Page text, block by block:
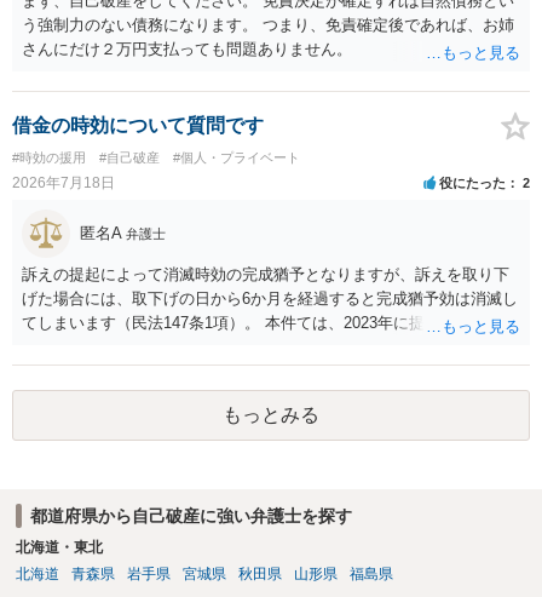
う強制力のない債務になります。 つまり、免責確定後であれば、お姉
さんにだけ２万円支払っても問題ありません。
借金の時効について質問です
#時効の援用 #自己破産 #個人・プライベート
2026年7月18日 役にたった 2
匿名A 弁護士
訴えの提起によって消滅時効の完成猶予となりますが、訴えを取り下
げた場合には、取下げの日から6か月を経過すると完成猶予効は消滅し
てしまいます（民法147条1項）。 本件ては、2023年に提訴された債権
権者については取下げ日から6か月以内に再提訴しなければやはり時効
は更新しないことになります。ただし、消滅時効の起算点は、不払い
日ではなく期限の利益喪失日（通常は所定の分割の支払期日から1～2
か月程度経過しても支払いがなければ一括返済可能という契約になっ
もっとみる
都道府県から自己破産に強い弁護士を探す
北海道・東北
北海道
青森県 岩手県 宮城県 秋田県 山形県 福島県